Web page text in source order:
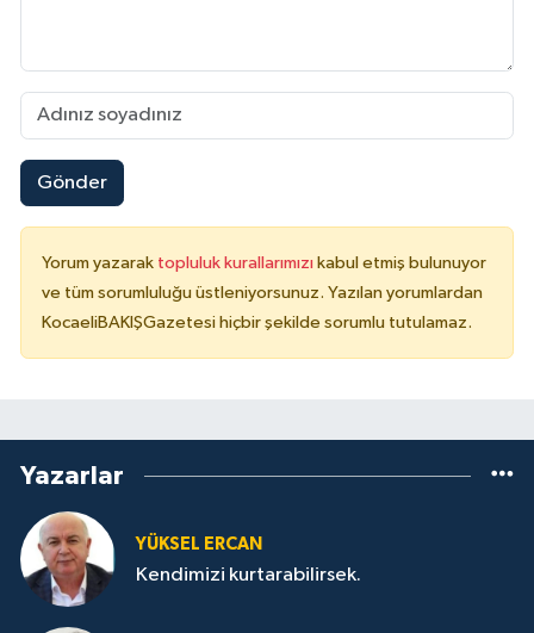
Gönder
Yorum yazarak topluluk kurallarımızı kabul etmiş bulunuyor
ve tüm sorumluluğu üstleniyorsunuz. Yazılan yorumlardan
KocaeliBAKIŞGazetesi hiçbir şekilde sorumlu tutulamaz.
Yazarlar
YÜKSEL ERCAN
Kendimizi kurtarabilirsek.